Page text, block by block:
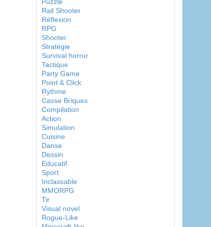
Rail Shooter
Réflexion
RPG
Shooter
Stratégie
Survival horror
Tactique
Party Game
Point & Click
Rythme
Casse Briques
Compilation
Action
Simulation
Cuisine
Danse
Dessin
Educatif
Sport
Inclassable
MMORPG
Tir
Visual novel
Rogue-Like